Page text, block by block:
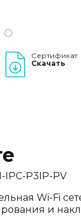
2
Сертификат
Скачать
IPC-P3IP-PV
Wi-Fi
и